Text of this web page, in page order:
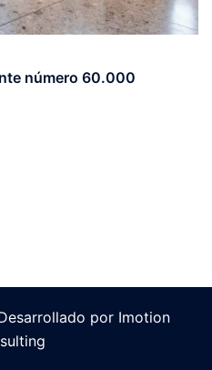
número 60.000
por Imotion